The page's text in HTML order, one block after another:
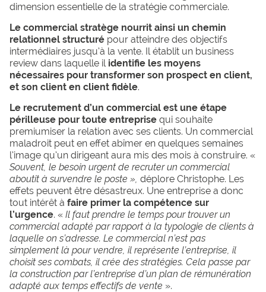
dimension essentielle de la stratégie commerciale.
Le commercial stratège nourrit ainsi un chemin
relationnel structuré pour atteindre des objectifs
intermédiaires jusqu’à la vente. Il établit un business
review dans laquelle il identifie les moyens
nécessaires pour transformer son prospect en client,
et son client en client fidèle.
Le recrutement d’un commercial est une étape
périlleuse pour toute entreprise qui souhaite
premiumiser la relation avec ses clients. Un commercial
maladroit peut en effet abîmer en quelques semaines
l’image qu’un dirigeant aura mis des mois à construire. «
Souvent, le besoin urgent de recruter un commercial
aboutit à survendre le poste », déplore Christophe. Les
effets peuvent être désastreux. Une entreprise a donc
tout intérêt à faire primer la compétence sur
l’urgence. « Il faut prendre le temps pour trouver un
commercial adapté par rapport à la typologie de clients à
laquelle on s’adresse. Le commercial n’est pas
simplement là pour vendre, il représente l’entreprise, il
choisit ses combats, il crée des stratégies. Cela passe par
la construction par l’entreprise d’un plan de rémunération
adapté aux temps effectifs de vente ».